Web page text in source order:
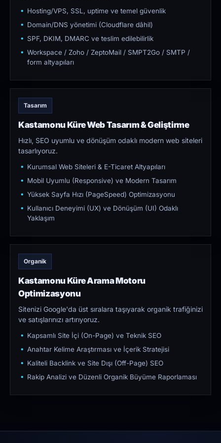
Hosting/VPS, SSL, uptime ve temel güvenlik
Domain/DNS yönetimi (Cloudflare dâhil)
SPF, DKIM, DMARC ve teslim edilebilirlik
Workspace / Zoho / ZeptoMail / SMPT2Go / SMTP /
form altyapıları
Tasarım
Kastamonu Küre Web Tasarım & Geliştirme
Hızlı, SEO uyumlu ve dönüşüm odaklı modern web siteleri
tasarlıyoruz.
Kurumsal Web Siteleri & E-Ticaret Altyapıları
Mobil Uyumlu (Responsive) ve Modern Tasarım
Yüksek Sayfa Hızı (PageSpeed) Optimizasyonu
Kullanıcı Deneyimi (UX) ve Dönüşüm (UI) Odaklı
Yaklaşım
Organik
Kastamonu Küre Arama Motoru
Optimizasyonu
Sitenizi Google'da üst sıralara taşıyarak organik trafiğinizi
ve satışlarınızı artırıyoruz.
Kapsamlı Site İçi (On-Page) ve Teknik SEO
Anahtar Kelime Araştırması ve İçerik Stratejisi
Kaliteli Backlink ve Site Dışı (Off-Page) SEO
Rakip Analizi ve Düzenli Organik Büyüme Raporlaması